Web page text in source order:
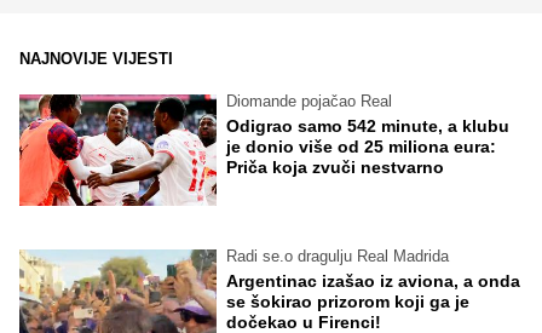
NAJNOVIJE VIJESTI
Diomande pojačao Real
Odigrao samo 542 minute, a klubu
je donio više od 25 miliona eura:
Priča koja zvuči nestvarno
Radi se.o dragulju Real Madrida
Argentinac izašao iz aviona, a onda
se šokirao prizorom koji ga je
dočekao u Firenci!